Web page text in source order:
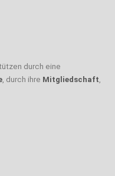
durch eine
, durch ihre Mitgliedschaft,